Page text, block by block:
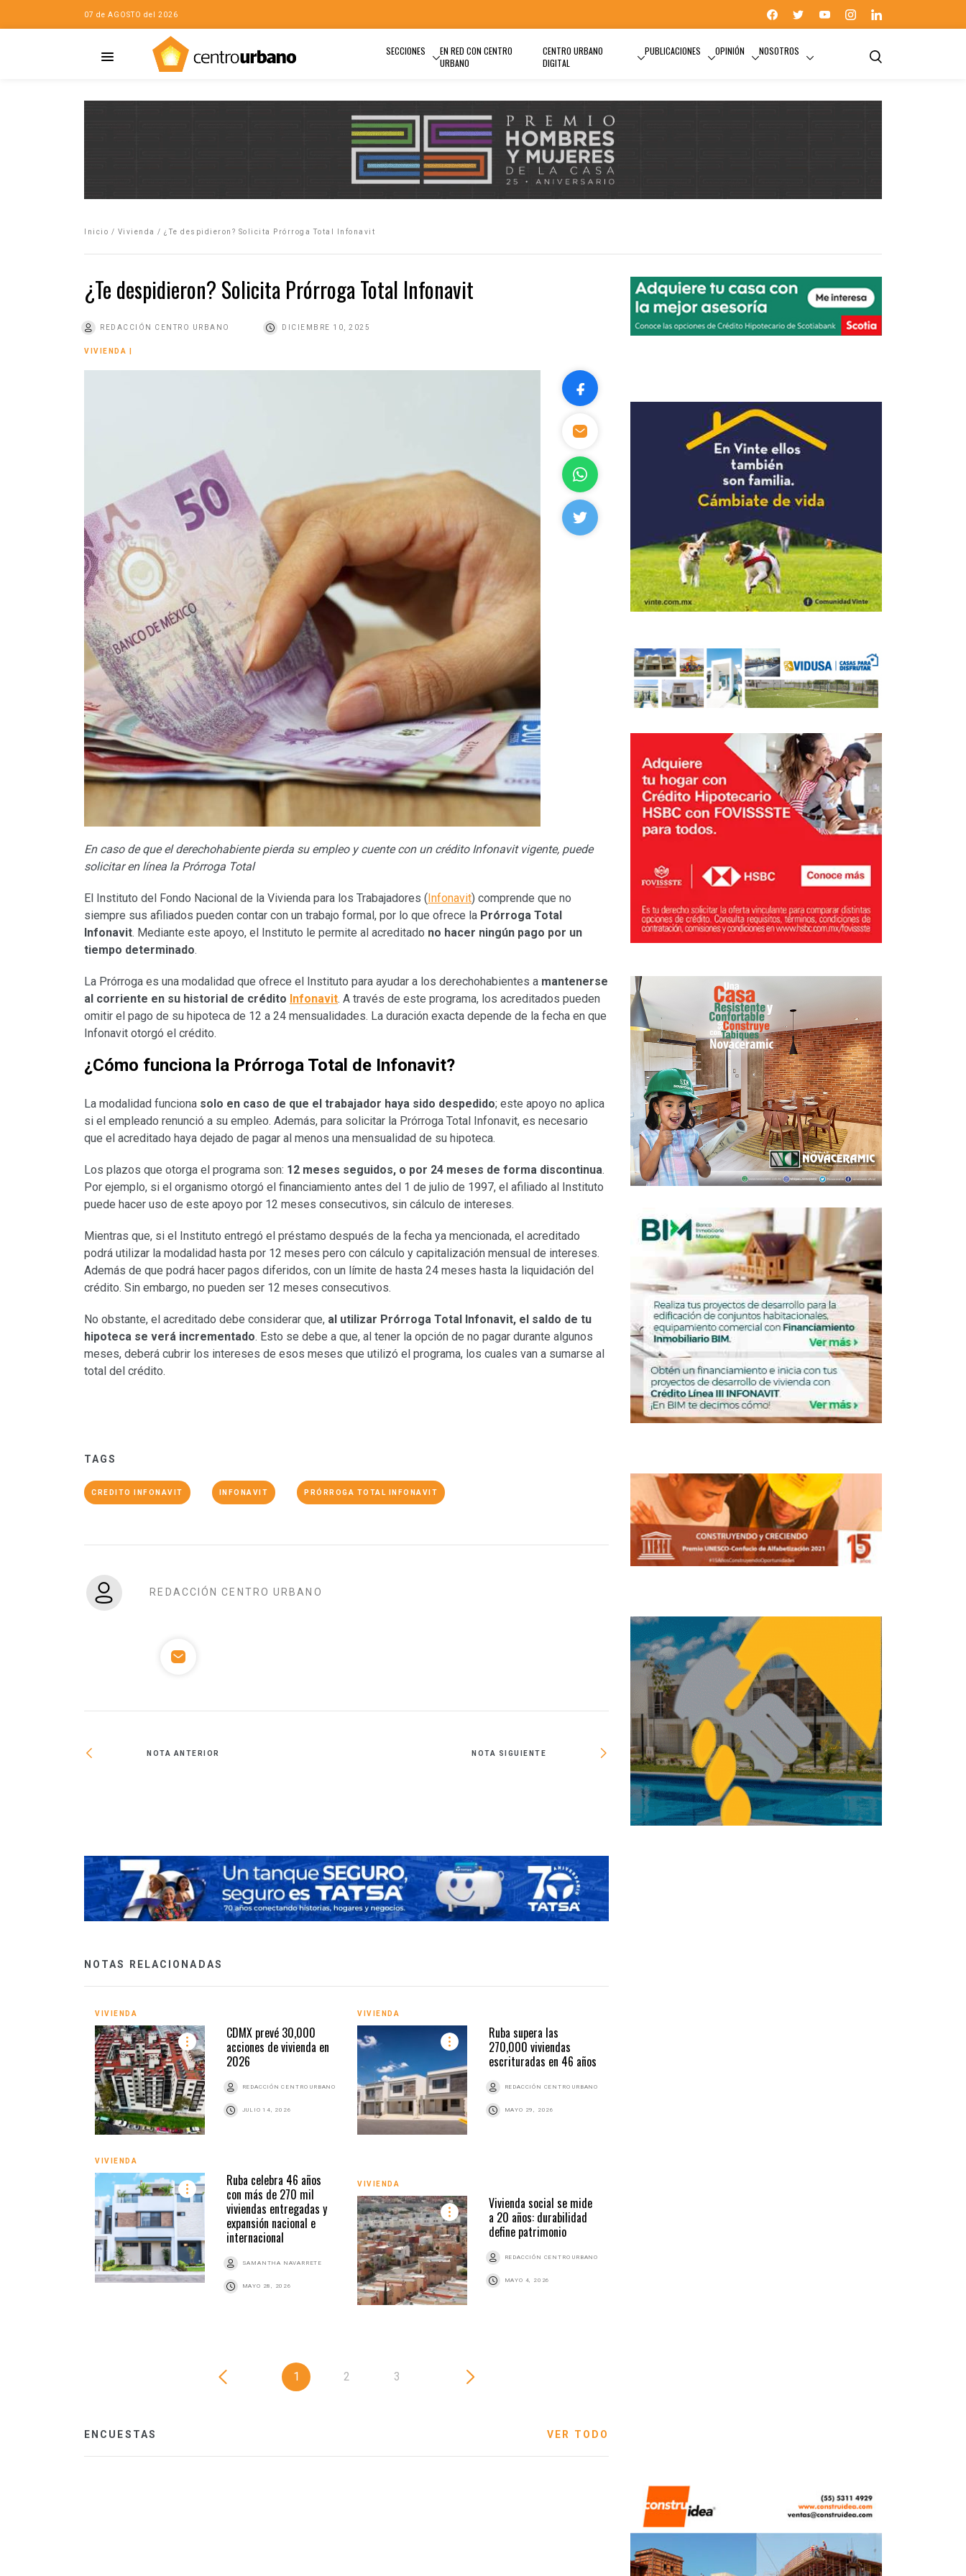
07 de AGOSTO del 2026
SECCIONES
EN RED CON CENTRO
URBANO
CENTRO URBANO
DIGITAL
PUBLICACIONES OPINIÓN NOSOTROS
Inicio / Vivienda / ¿Te despidieron? Solicita Prórroga Total Infonavit
¿Te despidieron? Solicita Prórroga Total Infonavit
REDACCIÓN CENTRO URBANO DICIEMBRE 10, 2025
VIVIENDA
En caso de que el derechohabiente pierda su empleo y cuente con un crédito Infonavit vigente, puede
solicitar en línea la Prórroga Total
El Instituto del Fondo Nacional de la Vivienda para los Trabajadores ( Infonavit) comprende que no
siempre sus afiliados pueden contar con un trabajo formal, por lo que ofrece la Prórroga Total
Infonavit. Mediante este apoyo, el Instituto le permite al acreditado no hacer ningún pago por un
tiempo determinado.
La Prórroga es una modalidad que ofrece el Instituto para ayudar a los derechohabientes a mantenerse
al corriente en su historial de crédito Infonavit. A través de este programa, los acreditados pueden
omitir el pago de su hipoteca de 12 a 24 mensualidades. La duración exacta depende de la fecha en que
Infonavit otorgó el crédito.
¿Cómo funciona la Prórroga Total de Infonavit?
La modalidad funciona solo en caso de que el trabajador haya sido despedido; este apoyo no aplica
si el empleado renunció a su empleo. Además, para solicitar la Prórroga Total Infonavit, es necesario
que el acreditado haya dejado de pagar al menos una mensualidad de su hipoteca.
Los plazos que otorga el programa son: 12 meses seguidos, o por 24 meses de forma discontinua.
Por ejemplo, si el organismo otorgó el financiamiento antes del 1 de julio de 1997, el afiliado al Instituto
puede hacer uso de este apoyo por 12 meses consecutivos, sin cálculo de intereses.
Mientras que, si el Instituto entregó el préstamo después de la fecha ya mencionada, el acreditado
podrá utilizar la modalidad hasta por 12 meses pero con cálculo y capitalización mensual de intereses.
Además de que podrá hacer pagos diferidos, con un límite de hasta 24 meses hasta la liquidación del
crédito. Sin embargo, no pueden ser 12 meses consecutivos.
No obstante, el acreditado debe considerar que, al utilizar Prórroga Total Infonavit, el saldo de tu
hipoteca se verá incrementado. Esto se debe a que, al tener la opción de no pagar durante algunos
meses, deberá cubrir los intereses de esos meses que utilizó el programa, los cuales van a sumarse al
total del crédito.
TAGS
CREDITO INFONAVIT INFONAVIT PRÓRROGA TOTAL INFONAVIT
REDACCIÓN CENTRO URBANO
NOTA ANTERIOR NOTA SIGUIENTE
Real Segovia: viviendas Vinte en menos de 1
mdp en Puebla
NOTAS RELACIONADAS
VIVIENDA
CDMX prevé 30,000
acciones de vivienda en
2026
REDACCIÓN CENTRO URBANO
JULIO 14, 2026
VIVIENDA
Ruba supera las
270,000 viviendas
escrituradas en 46 años
REDACCIÓN CENTRO URBANO
MAYO 29, 2026
VIVIENDA
Ruba celebra 46 años
con más de 270 mil
viviendas entregadas y
expansión nacional e
internacional
SAMANTHA NAVARRETE
MAYO 28, 2026
VIVIENDA
Vivienda social se mide
a 20 años: durabilidad
define patrimonio
REDACCIÓN CENTRO URBANO
MAYO 4, 2026
1 2 3
ENCUESTAS VER TODO